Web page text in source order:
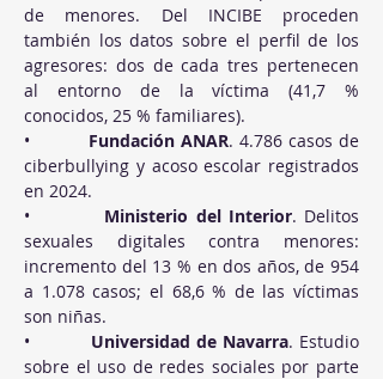
de menores. Del INCIBE proceden
también los datos sobre el perfil de los
agresores: dos de cada tres pertenecen
al entorno de la víctima (41,7 %
conocidos, 25 % familiares).
• Fundación ANAR. 4.786 casos de
ciberbullying y acoso escolar registrados
en 2024.
• Ministerio del Interior. Delitos
sexuales digitales contra menores:
incremento del 13 % en dos años, de 954
a 1.078 casos; el 68,6 % de las víctimas
son niñas.
• Universidad de Navarra. Estudio
sobre el uso de redes sociales por parte